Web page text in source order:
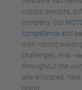
robots, sensors,
company. Our
competence and
with robotic
challenges. And -
throughout the
site is located.
doing.